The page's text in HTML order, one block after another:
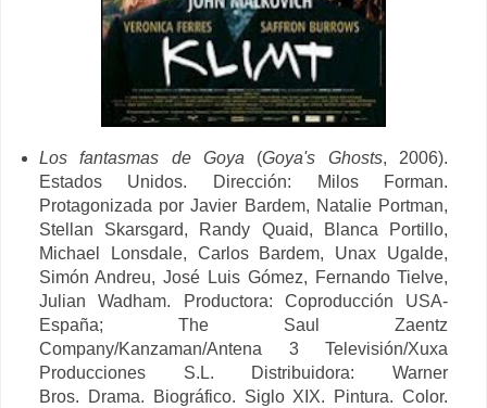
Los fantasmas de Goya (Goya's Ghosts, 2006).
Estados Unidos. Dirección: Milos Forman.
Protagonizada por Javier Bardem, Natalie Portman,
Stellan Skarsgard, Randy Quaid, Blanca Portillo,
Michael Lonsdale, Carlos Bardem, Unax Ugalde,
Simón Andreu, José Luis Gómez, Fernando Tielve,
Julian Wadham. Productora: Coproducción USA-
España; The Saul Zaentz
Company/Kanzaman/Antena 3 Televisión/Xuxa
Producciones S.L. Distribuidora: Warner
Bros.
Drama. Biográfico. Siglo XIX. Pintura. Color.